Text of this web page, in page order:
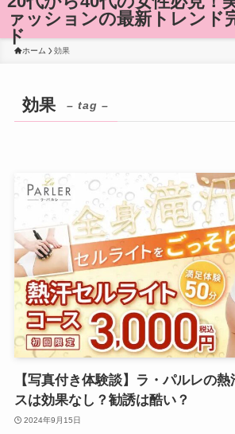
ァッションの最新トレンド
ド
ホーム 効果
効果 – tag –
【写真付き体験談】ラ・パルレの
スは効果なし？勧誘は酷い？
2024年9月15日